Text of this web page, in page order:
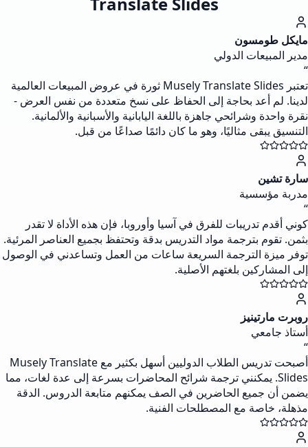
مايكل طومسون
مدير المبيعات الدولي
“
تعتبر Musely Translate Slides ثورة في عروض المبيعات العالمية
لدينا. لم أعد بحاجة إلى الحفاظ على نسخ متعددة من نفس العرض -
نقرة واحدة وشرائحي جاهزة باللغة اليابانية والأسبانية والألمانية.
التنسيق يبقى مثاليًا، وهو ما كان دائمًا صداعًا من قبل.
سارة تشين
مدربة مؤسسية
“
كوني أقدم تدريبات للفرق في آسيا وأوروبا، فإن هذه الأداة لا تقدر
بثمن. تقوم بترجمة مواد التدريس بدقة وتحتفظ بجميع العناصر المرئية.
توفر ميزة الترجمة السريعة ساعات من العمل وتساعدني في الوصول
إلى المشاركين بلغتهم الأصلية.
روبرت مارتينيز
أستاذ جامعي
“
أصبحت تدريس الطلاب الدوليين أسهل بكثير مع Musely Translate
Slides. يمكنني ترجمة شرائح المحاضرات بسرعة إلى عدة لغات، مما
يضمن أن جميع الحاضرين في الصف يمكنهم متابعة الدروس. الدقة
مذهلة، خاصة مع المصطلحات الفنية.